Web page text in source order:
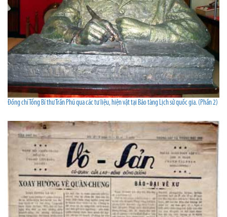
Đồng chí Tổng Bí thư Trần Phú qua các tư liệu, hiện vật tại Bảo tàng Lịch sử quốc gia. (Phần 2)